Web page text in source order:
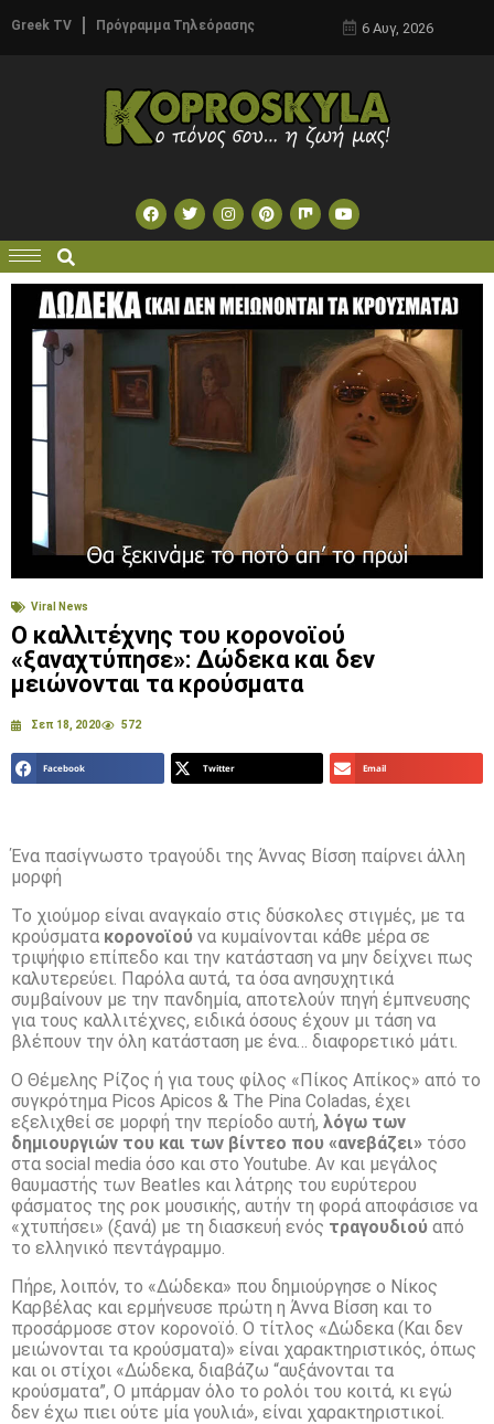
Greek TV Πρόγραμμα Τηλεόρασης 6 Αυγ, 2026
Viral News
Ο καλλιτέχνης του κορονοϊού
«ξαναχτύπησε»: Δώδεκα και δεν
μειώνονται τα κρούσματα
Σεπ 18, 2020 572
Facebook Twitter Email
Ένα πασίγνωστο τραγούδι της Άννας Βίσση παίρνει άλλη
μορφή
Το χιούμορ είναι αναγκαίο στις δύσκολες στιγμές, με τα
κρούσματα κορονοϊού να κυμαίνονται κάθε μέρα σε
τριψήφιο επίπεδο και την κατάσταση να μην δείχνει πως
καλυτερεύει. Παρόλα αυτά, τα όσα ανησυχητικά
συμβαίνουν με την πανδημία, αποτελούν πηγή έμπνευσης
για τους καλλιτέχνες, ειδικά όσους έχουν μι τάση να
βλέπουν την όλη κατάσταση με ένα… διαφορετικό μάτι.
Ο Θέμελης Ρίζος ή για τους φίλος «Πίκος Απίκος» από το
συγκρότημα Picos Apicos & The Pina Coladas, έχει
εξελιχθεί σε μορφή την περίοδο αυτή, λόγω των
δημιουργιών του και των βίντεο που «ανεβάζει» τόσο
στα social media όσο και στο Youtube. Αν και μεγάλος
θαυμαστής των Beatles και λάτρης του ευρύτερου
φάσματος της ροκ μουσικής, αυτήν τη φορά αποφάσισε να
«χτυπήσει» (ξανά) με τη διασκευή ενός τραγουδιού από
το ελληνικό πεντάγραμμο.
Πήρε, λοιπόν, το «Δώδεκα» που δημιούργησε ο Νίκος
Καρβέλας και ερμήνευσε πρώτη η Άννα Βίσση και το
προσάρμοσε στον κορονοϊό. Ο τίτλος «Δώδεκα (Και δεν
μειώνονται τα κρούσματα)» είναι χαρακτηριστικός, όπως
και οι στίχοι «Δώδεκα, διαβάζω “αυξάνονται τα
κρούσματα”, Ο μπάρμαν όλο το ρολόι του κοιτά, κι εγώ
δεν έχω πιει ούτε μία γουλιά», είναι χαρακτηριστικοί.